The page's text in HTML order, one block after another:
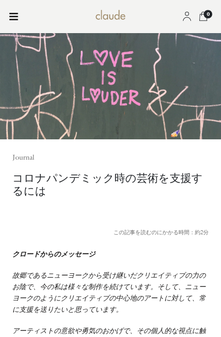
0
Journal
コロナパンデミック時の芸術を支援す
るには
この記事を読むのにかかる時間：約2分
クロードからのメッセージ
故郷であるニューヨークから受け継いだクリエイティブの力の
お陰で、今の私は様々な制作を続けています。そして、ニュー
ヨークのようにクリエイティブの中心地のアートに対して、常
に支援を送りたいと思っています。
アーティストの意欲や勇気のおかげで、その個人的な視点に触